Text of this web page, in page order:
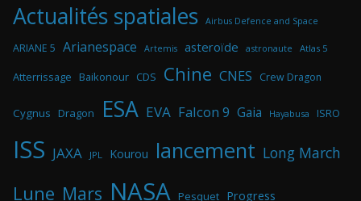
Actualités spatiales Airbus Defence and Space
ARIANE 5 Arianespace Artemis asteroïde astronaute Atlas 5
Atterrissage Baikonour CDS Chine CNES Crew Dragon
Cygnus Dragon ESA EVA Falcon 9 Gaia Hayabusa ISRO
ISS JAXA JPL Kourou lancement Long March
Lune Mars NASA Pesquet Progress